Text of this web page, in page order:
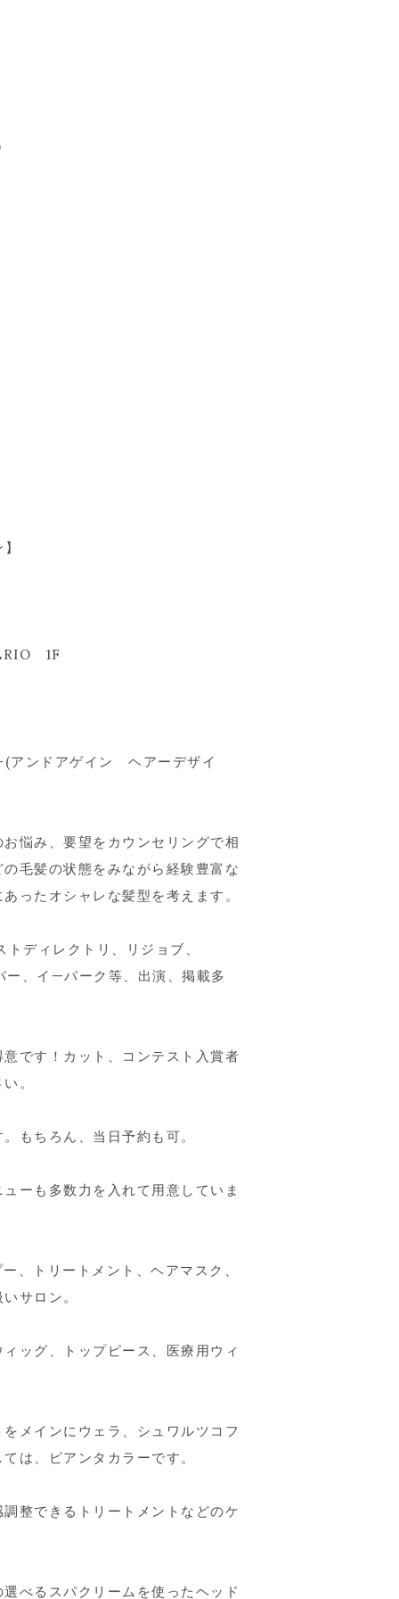
1F
ンドアゲイン ヘアーデザイ
悩み、要望をカウンセリングで相
毛髪の状態をみながら経験豊富な
ったオシャレな髪型を考えます。
ディレクトリ、リジョブ、
、イ—パーク等、出演、掲載多
です！カット、コンテスト入賞者
。
もちろん、当日予約も可。
ーも多数力を入れて用意していま
、トリートメント、ヘアマスク、
サロン。
ッグ、トップピース、医療用ウィ
メインにウェラ、シュワルツコフ
は、ピアンタカラーです。
整できるトリートメントなどのケ
べるスパクリームを使ったヘッド